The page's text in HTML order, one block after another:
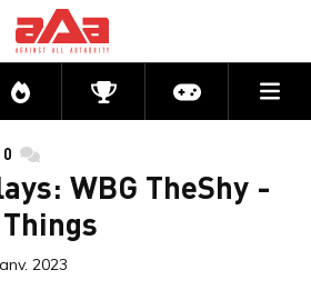
Directs CompétitionsActu jeux
0 commentaires
WBG TheShy -
2023